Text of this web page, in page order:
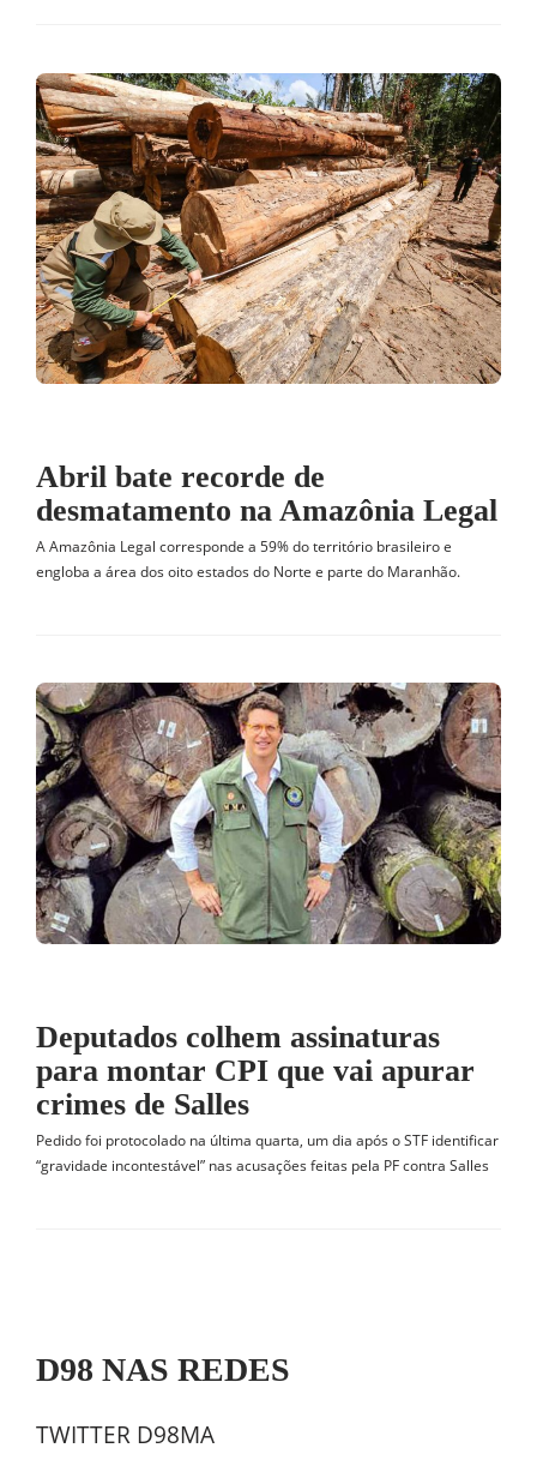
Abril bate recorde de
desmatamento na Amazônia Legal
A Amazônia Legal corresponde a 59% do território brasileiro e
engloba a área dos oito estados do Norte e parte do Maranhão.
Deputados colhem assinaturas
para montar CPI que vai apurar
crimes de Salles
Pedido foi protocolado na última quarta, um dia após o STF identificar
“gravidade incontestável” nas acusações feitas pela PF contra Salles
D98 NAS REDES
TWITTER D98MA